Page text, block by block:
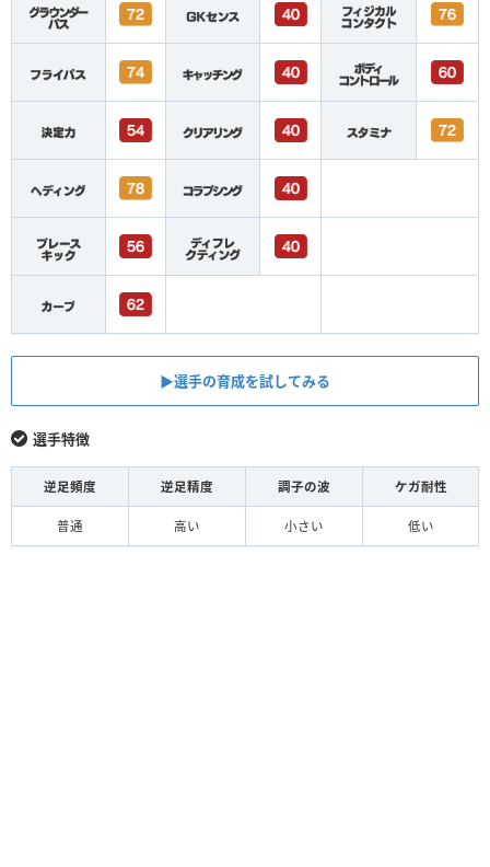
▶︎選手の育成を試してみる
選手特徴
逆足頻度 逆足精度 調子の波 ケガ耐性
普通 高い 小さい 低い